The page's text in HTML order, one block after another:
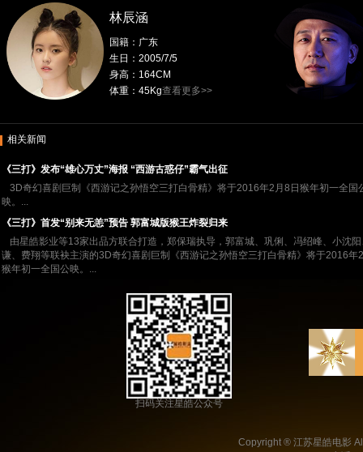
林辰涵
国籍：广东
生日：2005/7/5
身高：164CM
体重：45Kg查看更多>>
相关新闻
《三打》发布“雄心万丈”海报 “西游古惑仔”霸气出征
3D奇幻喜剧巨制《西游记之孙悟空三打白骨精》将于2016年2月8日猴年初一全国
映。...
《三打》首发“别来无恙”预告 郭富城版猴王炸裂归来
由星皓影业等13家出品方联合打造，郑保瑞执导，郭富城、巩俐、冯绍峰、小沈
谦、费翔等联袂主演的3D奇幻喜剧巨制《西游记之孙悟空三打白骨精》将于2016年
猴年初一全国公映。...
扫码关注星皓公众号
Copyright ® 江苏星皓电影